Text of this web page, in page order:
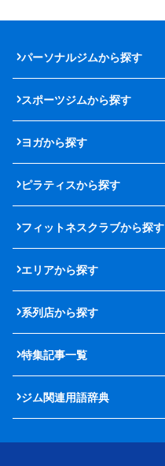
パーソナルジムから探す
スポーツジムから探す
ヨガから探す
ピラティスから探す
フィットネスクラブから探す
エリアから探す
系列店から探す
特集記事一覧
ジム関連用語辞典